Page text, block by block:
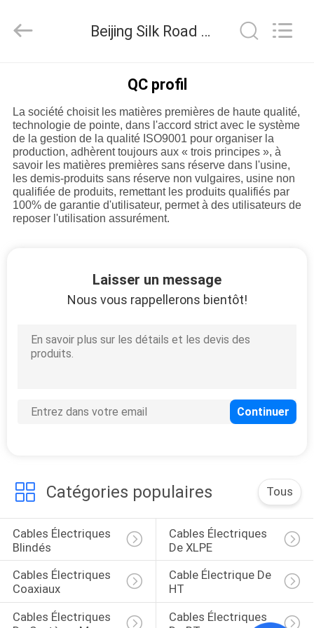
PRODUITS
AU
SUJET
DE
D'USINE
CONTRÔLE
DEMANDEZ
UNE
CITATION
PLAN
Management
Services
Beijing Silk Road Enterprise Management Services Co.,LTD Contrôle de la qualité
QC profil
La société choisit les matières premières de haute qualité,
technologie de pointe, dans l'accord strict avec le système
de la gestion de la qualité ISO9001 pour organiser la
production, adhèrent toujours aux « trois principes », à
savoir les matières premières sans réserve dans l'usine,
les demis-produits sans réserve non vulgaires, usine non
qualifiée de produits, remettant les produits qualifiés par
100% de garantie d'utilisateur, permet à des utilisateurs de
reposer l'utilisation assurément.
Laisser un message
Nous vous rappellerons bientôt!
Catégories populaires Tous
Cables Électriques
Blindés
Cables Électriques
De XLPE
Cables Électriques
Coaxiaux
Cable Électrique De
HT
Cables Électriques
Cables Électriques